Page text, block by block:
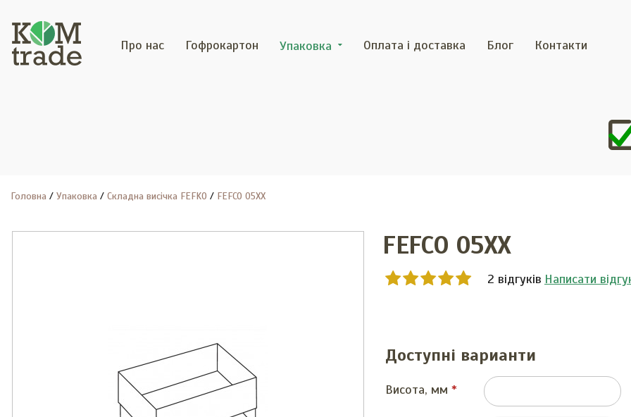
Про нас Гофрокартон Упаковка Оплата і доставка Блог Контакти
Головна Упаковка Складна висічка FEFKO FEFCO 05XX
FEFCO 05XX
2 відгуків Написати
Доступні варианти
Висота, мм